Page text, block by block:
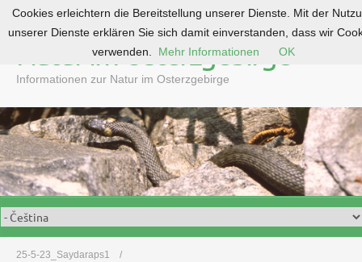
o
c
o
n
t
e
n
Natur im Osterzgebirge
Informationen zur Natur im Osterzgebirge
25-5-23_Saydaraps1
Cookies erleichtern die Bereitstellung unserer Dienste. Mit der
unserer Dienste erklären Sie sich damit einverstanden, dass wir
verwenden.
Mehr Informationen OK